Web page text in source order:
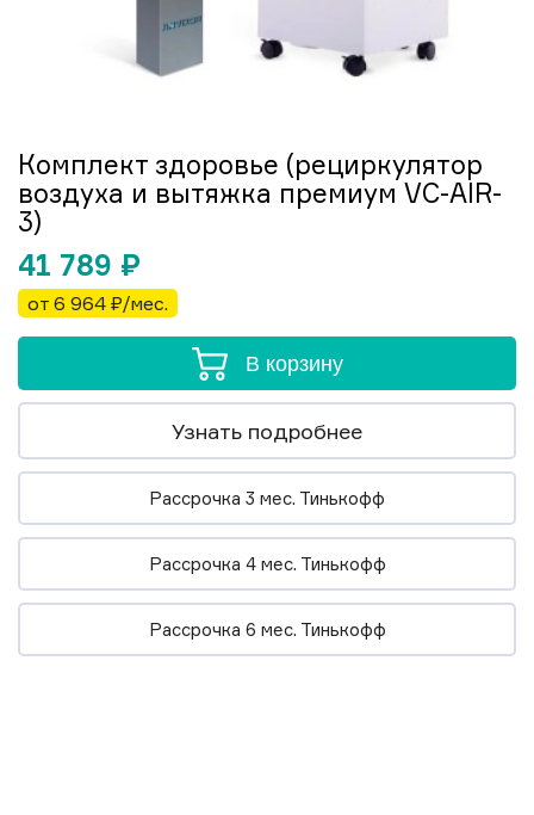
Комплект здоровье (рециркулятор
воздуха и вытяжка премиум VC-AIR-
3)
41 789 ₽
от 6 964 ₽/мес.
В корзину
Узнать подробнее
Рассрочка 3 мес. Тинькофф
Рассрочка 4 мес. Тинькофф
Рассрочка 6 мес. Тинькофф